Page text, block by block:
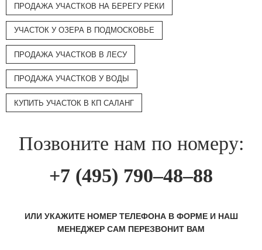
ПРОДАЖА УЧАСТКОВ НА БЕРЕГУ РЕКИ
УЧАСТОК У ОЗЕРА В ПОДМОСКОВЬЕ
ПРОДАЖА УЧАСТКОВ В ЛЕСУ
ПРОДАЖА УЧАСТКОВ У ВОДЫ
КУПИТЬ УЧАСТОК В КП САЛАНГ
Позвоните нам по номеру:
+7 (495) 790–48–88
ИЛИ УКАЖИТЕ НОМЕР ТЕЛЕФОНА В ФОРМЕ И НАШ
МЕНЕДЖЕР САМ ПЕРЕЗВОНИТ ВАМ